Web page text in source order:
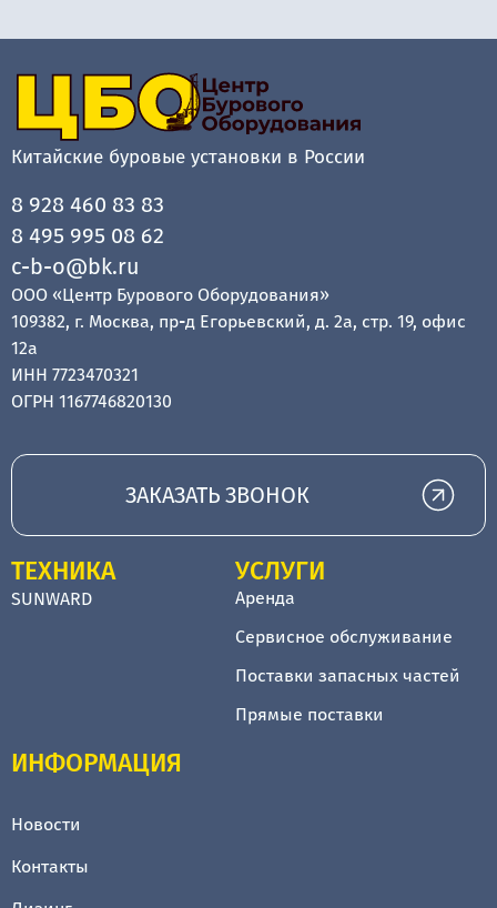
Китайские буровые установки в России
8 928 460 83 83
8 495 995 08 62
c-b-o@bk.ru
ООО «Центр Бурового Оборудования»
109382, г. Москва, пр-д Егорьевский, д. 2а, стр. 19, офис
12а
ИНН 7723470321
ОГРН 1167746820130
ЗАКАЗАТЬ ЗВОНОК
ТЕХНИКА
SUNWARD
УСЛУГИ
Аренда
Сервисное обслуживание
Поставки запасных частей
Прямые поставки
ИНФОРМАЦИЯ
Новости
Контакты